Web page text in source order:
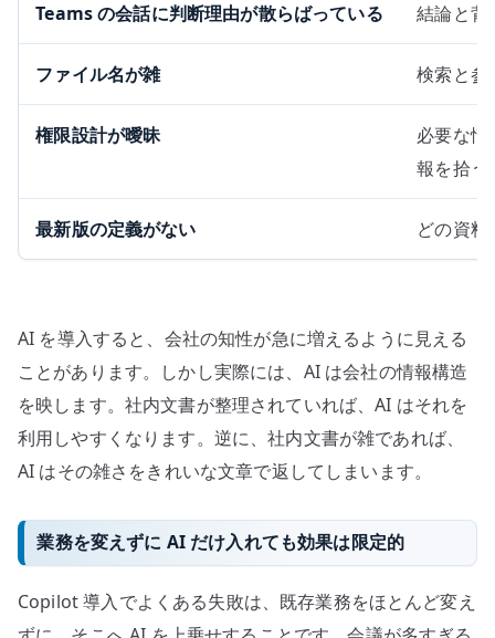
Teams の会話に判断理由が散らばっている 結論と背
ファイル名が雑 検索と参
権限設計が曖昧
必要な情
報を拾う
最新版の定義がない どの資
AI を導入すると、会社の知性が急に増えるように見える
ことがあります。しかし実際には、AI は会社の情報構造
を映します。社内文書が整理されていれば、AI はそれを
利用しやすくなります。逆に、社内文書が雑であれば、
AI はその雑さをきれいな文章で返してしまいます。
業務を変えずに AI だけ入れても効果は限定的
Copilot 導入でよくある失敗は、既存業務をほとんど変え